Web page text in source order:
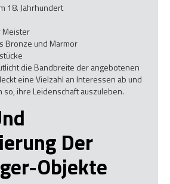
18. Jahrhundert
Meister
Bronze und Marmor
die Bandbreite der angebotenen
eine Vielzahl an Interessen ab und
so, ihre Leidenschaft auszuleben.
Der
Objekte